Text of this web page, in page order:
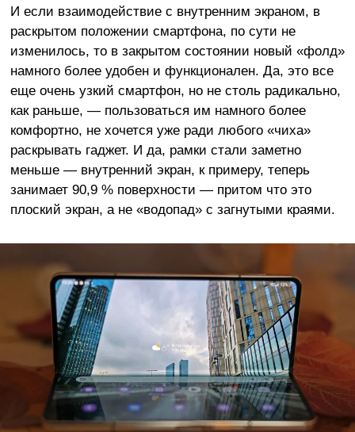
И если взаимодействие с внутренним экраном, в
раскрытом положении смартфона, по сути не
изменилось, то в закрытом состоянии новый «фолд»
намного более удобен и функционален. Да, это все
еще очень узкий смартфон, но не столь радикально,
как раньше, — пользоваться им намного более
комфортно, не хочется уже ради любого «чиха»
раскрывать гаджет. И да, рамки стали заметно
меньше — внутренний экран, к примеру, теперь
занимает 90,9 % поверхности — притом что это
плоский экран, а не «водопад» с загнутыми краями.